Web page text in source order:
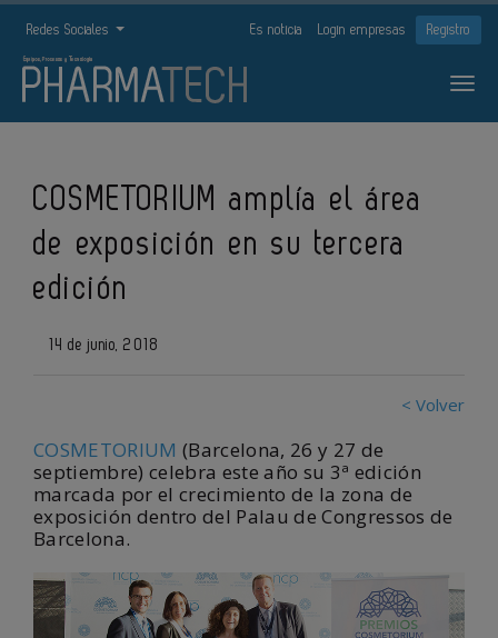
Redes Sociales Es noticia Login empresas Registro
COSMETORIUM amplía el área
de exposición en su tercera
edición
14 de junio, 2018
< Volver
COSMETORIUM (Barcelona, 26 y 27 de
septiembre) celebra este año su 3ª edición
marcada por el crecimiento de la zona de
exposición dentro del Palau de Congressos de
Barcelona.